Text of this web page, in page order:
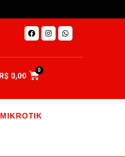
R$ 0,00
0
MIKROTIK